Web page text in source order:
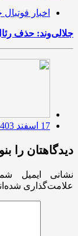
اخبار
جلالی‌وند: حذف
17 اسفند 1403
دیدگاهتان را
نشانی ایمیل
علامت‌گذاری